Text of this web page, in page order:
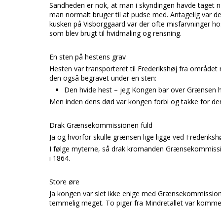
Sandheden er nok, at man i skyndingen havde
man normalt bruger til at pudse med. Antagelig var
kusken på Visborggaard var der ofte misfarvninger
som blev brugt til hvidmaling og rensning.
En sten på hestens grav
Hesten var transporteret til Frederikshøj fra
den også begravet under en sten:
Den hvide hest – jeg Kongen bar over Grænsen
Men inden dens død var kongen forbi og takke for
Drak Grænsekommissionen fuld
Ja og hvorfor skulle grænsen lige ligge ved
I følge myterne, så drak kromanden
i 1864.
Store øre
Ja kongen var slet ikke enige med
temmelig meget. To piger fra Mindretallet var